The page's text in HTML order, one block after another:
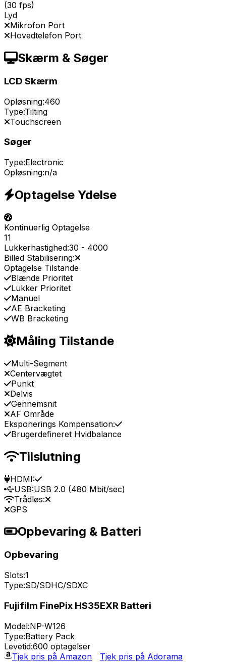
(30 fps)
Lyd
Mikrofon Port
Hovedtelefon Port
Skærm & Søger
LCD Skærm
Opløsning:460
Type:Tilting
Touchscreen
Søger
Type:Electronic
Opløsning:n/a
Optagelse Ydelse
Kontinuerlig Optagelse
11
Lukkerhastighed:30 - 4000
Billed Stabilisering:
Optagelse Tilstande
Blænde Prioritet
Lukker Prioritet
Manuel
AE Bracketing
WB Bracketing
Måling Tilstande
Multi-Segment
Centervægtet
Punkt
Delvis
Gennemsnit
AF Område
Eksponerings Kompensation:
Brugerdefineret Hvidbalance
Tilslutning
HDMI:
USB:USB 2.0 (480 Mbit/sec)
Trådløs:
GPS
Opbevaring & Batteri
Opbevaring
Slots:1
Type:SD/SDHC/SDXC
Fujifilm FinePix HS35EXR Batteri
Model:NP-W126
Type:Battery Pack
Levetid:600 optagelser
Tjek pris på Amazon
Tjek pris på Adorama